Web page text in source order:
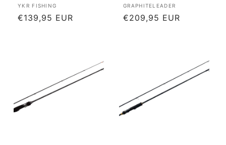
Proveedor:
YKR FISHING
Precio
€139,95 EUR
Proveedor:
GRAPHITELEADER
Precio
€209,95 EUR